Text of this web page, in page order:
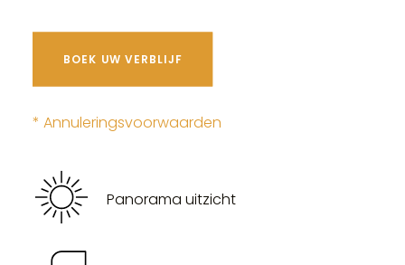
BOEK UW VERBLIJF
* Annuleringsvoorwaarden
Panorama uitzicht